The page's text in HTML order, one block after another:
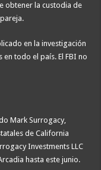
obtener la custodia de
en la investigación
todo el país. El FBI no
Mark Surrogacy,
de California
Investments LLC
hasta este junio.